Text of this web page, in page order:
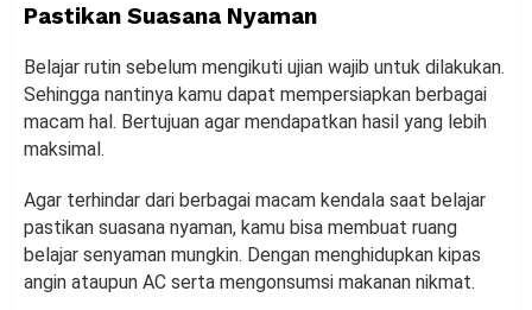
Pastikan Suasana Nyaman
Belajar rutin sebelum mengikuti ujian wajib untuk dilakukan.
Sehingga nantinya kamu dapat mempersiapkan berbagai
macam hal. Bertujuan agar mendapatkan hasil yang lebih
maksimal.
Agar terhindar dari berbagai macam kendala saat belajar
pastikan suasana nyaman, kamu bisa membuat ruang
belajar senyaman mungkin. Dengan menghidupkan kipas
angin ataupun AC serta mengonsumsi makanan nikmat.